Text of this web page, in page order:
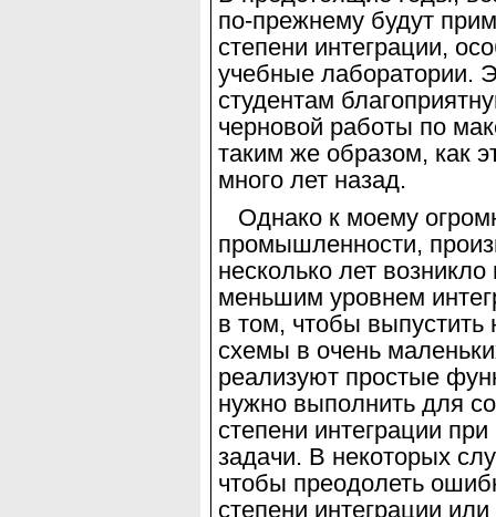
по-прежнему будут
степени интеграции,
учебные лаборатории.
студентам
черновой работы по
таким же образом, как
много лет назад.
Однако к моему
промышленности,
несколько лет возникло
меньшим уровнем
в том, чтобы выпустить
схемы в очень
реализуют простые
нужно выполнить для
степени интеграции
задачи. В некоторых
чтобы преодолеть
степени интеграции